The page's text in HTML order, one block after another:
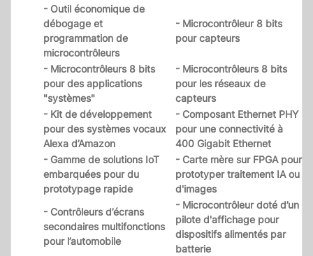
- Outil économique de
débogage et
programmation de
microcontrôleurs
- Microcontrôleur 8 bits
pour capteurs
- Microcontrôleurs 8 bits
pour des applications
"systèmes"
- Microcontrôleurs 8 bits
pour les réseaux de
capteurs
- Kit de développement
pour des systèmes vocaux
Alexa d’Amazon
- Composant Ethernet PHY
pour une connectivité à
400 Gigabit Ethernet
- Gamme de solutions IoT
embarquées pour du
prototypage rapide
- Carte mère sur FPGA pour
prototyper traitement IA ou
d'images
- Contrôleurs d’écrans
secondaires multifonctions
pour l’automobile
- Microcontrôleur doté d’un
pilote d'affichage pour
dispositifs alimentés par
batterie